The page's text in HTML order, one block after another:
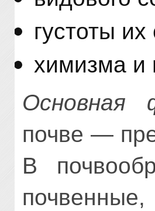
густоты их
химизма и
Основная
почве —
В